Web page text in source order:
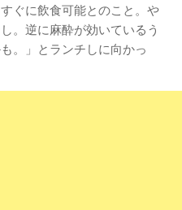
ぐに飲食可能とのこと。や
。逆に麻酔が効いているう
。」とランチしに向かっ